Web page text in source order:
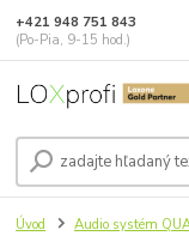
+421 948 751 843
(Po-Pia, 9-15 hod.)
Úvod Audio systém